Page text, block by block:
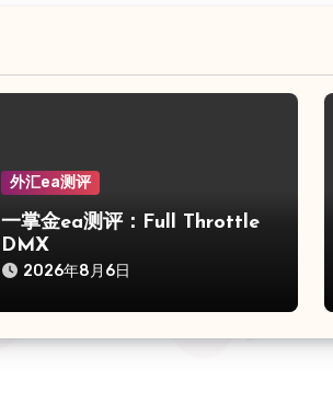
外汇ea测评
一掌金ea测评：Full Throttle
DMX
2026年8月6日